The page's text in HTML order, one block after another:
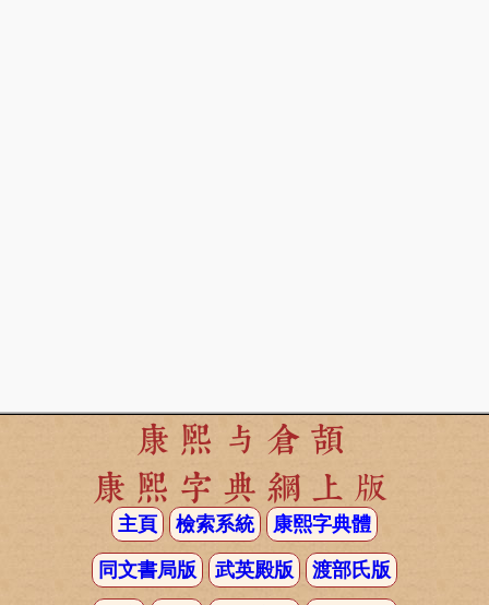
康熙与倉頡
康熙字典網上版
主頁 檢索系統 康熙字典體
同文書局版 武英殿版 渡部氏版